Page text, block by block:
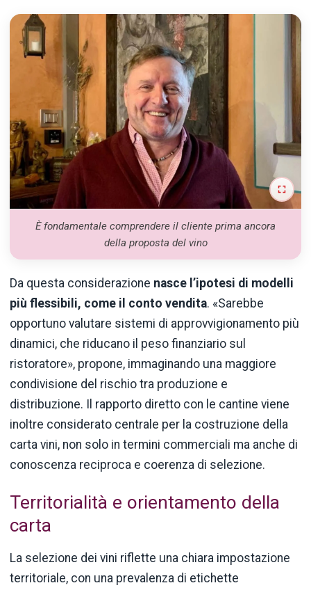
È fondamentale comprendere il cliente prima ancora
della proposta del vino
Da questa considerazione nasce l’ipotesi di modelli
più flessibili, come il conto vendita. «Sarebbe
opportuno valutare sistemi di approvvigionamento più
dinamici, che riducano il peso finanziario sul
ristoratore», propone, immaginando una maggiore
condivisione del rischio tra produzione e
distribuzione. Il rapporto diretto con le cantine viene
inoltre considerato centrale per la costruzione della
carta vini, non solo in termini commerciali ma anche di
conoscenza reciproca e coerenza di selezione.
Territorialità e orientamento della
carta
La selezione dei vini riflette una chiara impostazione
territoriale, con una prevalenza di etichette